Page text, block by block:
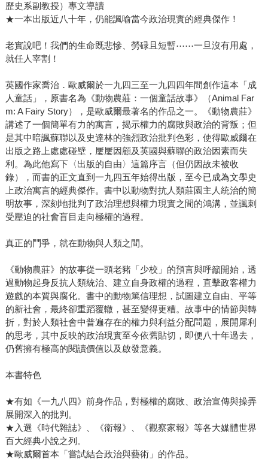
歷史系副教授）專文導讀
★一本出版近八十年，仍能諷喻當今政治現實的經典傑作！
老實說吧！我們的生命既悲慘、勞碌且短暫⋯⋯一旦沒有用處，
就任人宰割！
英國作家喬治．歐威爾於一九四三至一九四四年間創作這本「成
人童話」，原書名為《動物農莊：一個童話故事》（Animal Far
m: A Fairy Story），是歐威爾最著名的作品之一。《動物農莊》
講述了一個簡單有力的寓言，揭示權力的腐敗與政治的背叛；但
是其中暗諷蘇聯以及史達林的強烈政治批判色彩，使得歐威爾在
出版之路上處處碰壁，屢屢因顧及英國與蘇聯的政治因素而失
利。為此他寫下〈出版的自由〉這篇序言（但仍因故未被收
錄），而書的正文直到一九四五年始得出版，至今已成為文學史
上政治寓言的經典傑作。書中以動物對抗人類莊園主人統治的簡
明故事，深刻地批判了政治理想與權力現實之間的鴻溝，並諷刺
受壓迫的社會盲目走向極權的過程。
真正的鬥爭，就在動物與人類之間。
《動物農莊》的故事從一頭老豬「少校」的預言與呼籲開始，透
過動物起身反抗人類統治、建立自身政權的過程，直擊政客權力
遊戲的本質與腐化。書中的動物篤信理想，試圖建立自由、平等
的新社會，最終卻重蹈覆轍，甚至變得更糟。故事中的情節與轉
折，對於人類社會中普遍存在的權力與利益分配問題，展開犀利
的思考，其中反映的政治現實至今依舊貼切，即便八十年過去，
仍舊擁有極高的閱讀價值以及啟發意義。
本書特色
★有如《一九八四》前身作品，對極權的腐敗、政治宣傳與操弄
展開深入的批判。
★入選《時代雜誌》、《衛報》、《觀察家報》等各大媒體世界
百大經典小說之列。
★歐威爾首本「嘗試結合政治與藝術」的作品。